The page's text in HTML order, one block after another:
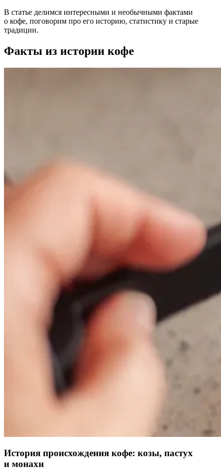
В статье делимся интересными и необычными фактами
о кофе, поговорим про его историю, статистику и старые
традиции.
Факты из истории кофе
История происхождения кофе: козы, пастух
и монахи